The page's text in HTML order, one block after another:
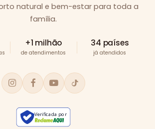
natural e bem-estar para toda a
família.
+1 milhão
de atendimentos
34 países
já atendidos
Verificada por